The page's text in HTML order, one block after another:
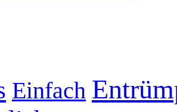
Einfach